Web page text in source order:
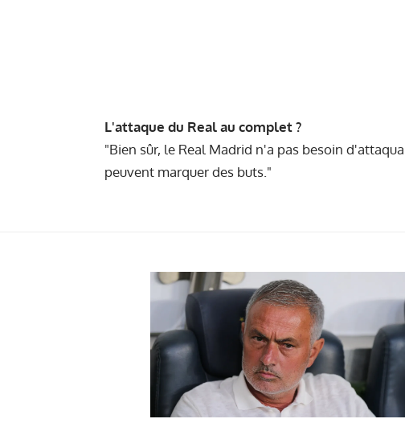
L'attaque du Real au complet ?
"Bien sûr, le Real Madrid n'a pas besoin
peuvent marquer des buts."